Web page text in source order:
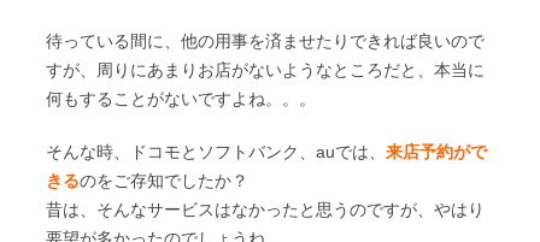
待っている間に、他の用事を済ませたりできれば良いので
すが、周りにあまりお店がないようなところだと、本当に
何もすることがないですよね。。。
そんな時、ドコモとソフトバンク、auでは、 来店予約がで
きるのをご存知でしたか？
昔は、そんなサービスはなかったと思うのですが、やはり